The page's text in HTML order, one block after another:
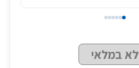
לא במלאי